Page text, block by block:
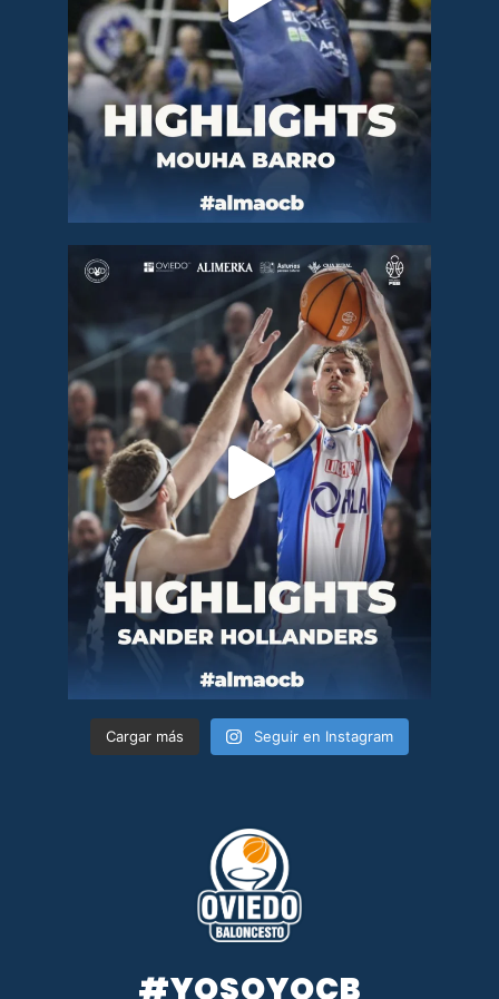
Cargar más Seguir en Instagram
#YOSOYOCB